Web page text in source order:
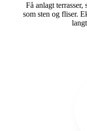
Få anlagt
som sten og fliser.